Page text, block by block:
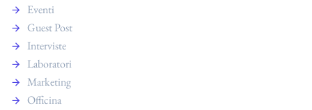
Eventi
Guest Post
Interviste
Laboratori
Marketing
Officina